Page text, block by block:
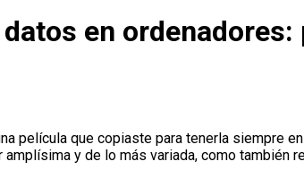
en
película que copiaste para tenerla siempre
amplísima y de lo más variada, como también